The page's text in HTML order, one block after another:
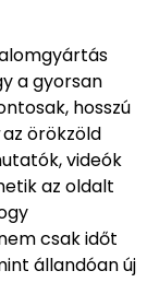
a gyorsan
hosszú
az örökzöld
videók
az oldalt
csak időt
állandóan új